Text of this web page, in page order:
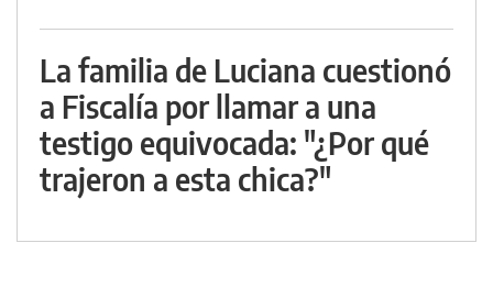
La familia de Luciana cuestionó
a Fiscalía por llamar a una
testigo equivocada: "¿Por qué
trajeron a esta chica?"